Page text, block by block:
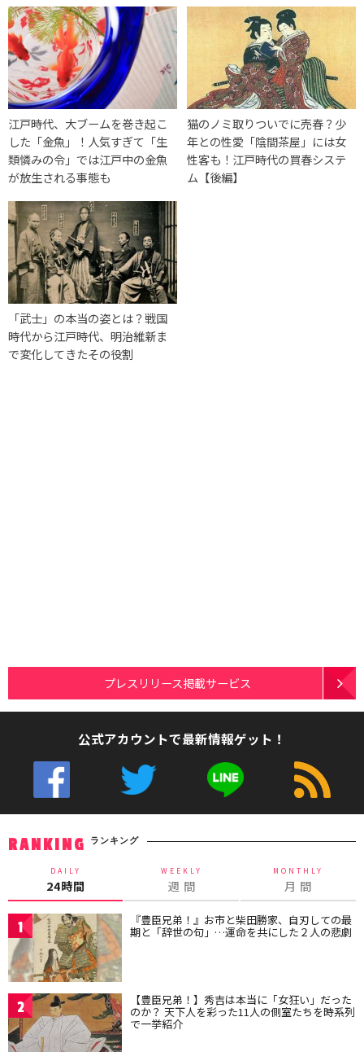
江戸時代、大ブームを巻き起こ
した「金魚」！人気すぎて「生
類憐みの令」では江戸中の金魚
が放生される事態も
猫のノミ取りついでに売春？少
年との性愛「陰間茶屋」には女
性客も！江戸時代の買春システ
ム【後編】
「武士」の本当の姿とは？戦国
時代から江戸時代、明治維新ま
で変化してきたその役割
プレスリリース掲載サービス
公式アカウントで最新情報ゲット！
RANKING ランキング
DAILY
24時間
WEEKLY
週 間
MONTHLY
月 間
1 『豊臣兄弟！』お市と柴田勝家、自刃しての最
期と「辞世の句」…運命を共にした２人の悲劇
2 【豊臣兄弟！】秀吉は本当に「女狂い」だった
のか？ 天下人を彩った11人の側室たちを時系列
で一挙紹介